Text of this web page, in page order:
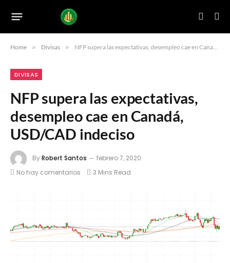
Home » Divisas » NFP supera las expectativas, desempleo cae en Canadá, USD/CAD indeciso
DIVISAS
NFP supera las expectativas,
desempleo cae en Canadá,
USD/CAD indeciso
ByRobert Santos
febrero 7, 2020
No hay comentarios
3 Mins Read